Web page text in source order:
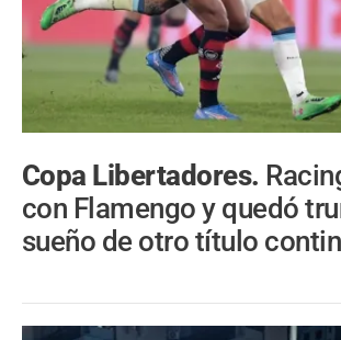
Copa Libertadores.
con Flamengo y quedó
sueño de otro título